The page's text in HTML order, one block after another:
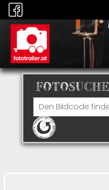
FOTOSUCHE